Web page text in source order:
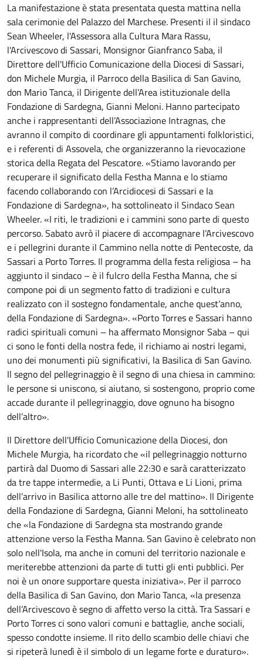
La manifestazione è stata presentata questa mattina nella
sala cerimonie del Palazzo del Marchese. Presenti il il sindaco
Sean Wheeler, l'Assessora alla Cultura Mara Rassu,
l'Arcivescovo di Sassari, Monsignor Gianfranco Saba, il
Direttore dell'Ufficio Comunicazione della Diocesi di Sassari,
don Michele Murgia, il Parroco della Basilica di San Gavino,
don Mario Tanca, il Dirigente dell’Area istituzionale della
Fondazione di Sardegna, Gianni Meloni. Hanno partecipato
anche i rappresentanti dell’Associazione Intragnas, che
avranno il compito di coordinare gli appuntamenti folkloristici,
e i referenti di Assovela, che organizzeranno la rievocazione
storica della Regata del Pescatore. «Stiamo lavorando per
recuperare il significato della Festha Manna e lo stiamo
facendo collaborando con l’Arcidiocesi di Sassari e la
Fondazione di Sardegna», ha sottolineato il Sindaco Sean
Wheeler. «I riti, le tradizioni e i cammini sono parte di questo
percorso. Sabato avrò il piacere di accompagnare l’Arcivescovo
e i pellegrini durante il Cammino nella notte di Pentecoste, da
Sassari a Porto Torres. Il programma della festa religiosa – ha
aggiunto il sindaco – è il fulcro della Festha Manna, che si
compone poi di un segmento fatto di tradizioni e cultura
realizzato con il sostegno fondamentale, anche quest’anno,
della Fondazione di Sardegna». «Porto Torres e Sassari hanno
radici spirituali comuni – ha affermato Monsignor Saba – qui
ci sono le fonti della nostra fede, il richiamo ai nostri legami,
uno dei monumenti più significativi, la Basilica di San Gavino.
Il segno del pellegrinaggio è il segno di una chiesa in cammino:
le persone si uniscono, si aiutano, si sostengono, proprio come
accade durante il pellegrinaggio, dove ognuno ha bisogno
dell’altro».
Il Direttore dell'Ufficio Comunicazione della Diocesi, don
Michele Murgia, ha ricordato che «il pellegrinaggio notturno
partirà dal Duomo di Sassari alle 22:30 e sarà caratterizzato
da tre tappe intermedie, a Li Punti, Ottava e Li Lioni, prima
dell’arrivo in Basilica attorno alle tre del mattino». Il Dirigente
della Fondazione di Sardegna, Gianni Meloni, ha sottolineato
che «la Fondazione di Sardegna sta mostrando grande
attenzione verso la Festha Manna. San Gavino è celebrato non
solo nell'Isola, ma anche in comuni del territorio nazionale e
meriterebbe attenzioni da parte di tutti gli enti pubblici. Per
noi è un onore supportare questa iniziativa». Per il parroco
della Basilica di San Gavino, don Mario Tanca, «la presenza
dell’Arcivescovo è segno di affetto verso la città. Tra Sassari e
Porto Torres ci sono valori comuni e battaglie, anche sociali,
spesso condotte insieme. Il rito dello scambio delle chiavi che
si ripeterà lunedì è il simbolo di un legame forte e duraturo».